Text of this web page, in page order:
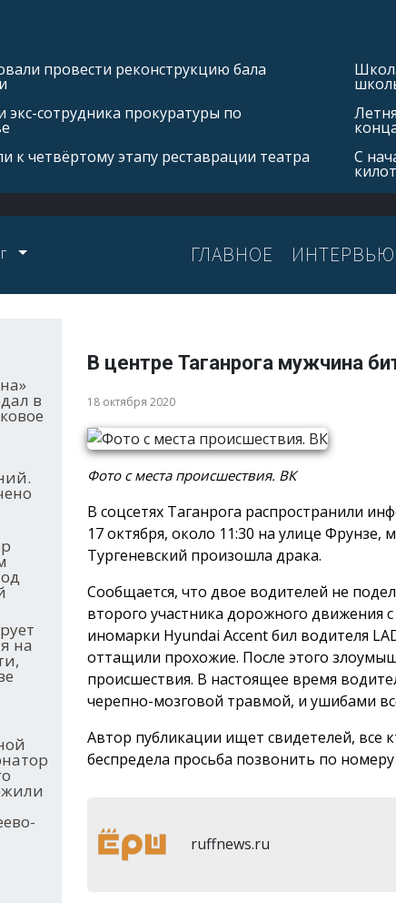
провести реконструкцию бала
экс-сотрудника прокуратуры по
к четвёртому этапу реставрации театра
С
ГЛАВНОЕ ИНТЕРВЬЮ
в
на
В центре Таганрога мужчина
18 октября 2020
Фото с места происшествия. ВК
В соцсетях Таганрога распространили
17 октября, около 11:30 на улице
Тургеневский произошла драка.
Сообщается, что двое водителей не
второго участника дорожного движения
иномарки Hyundai Accent бил водителя
оттащили прохожие. После этого
происшествия. В настоящее время
черепно-мозговой травмой, и ушибами
Автор публикации ищет свидетелей, все
беспредела просьба позвонить по номеру
ruffnews.ru